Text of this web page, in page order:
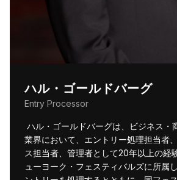
ハル・ゴールドバーグ
Entry Processor
業界において、エントリー処理担当者
ス担当者、管理者として20年以上の経
ューヨーク・フェスティバルズに所属